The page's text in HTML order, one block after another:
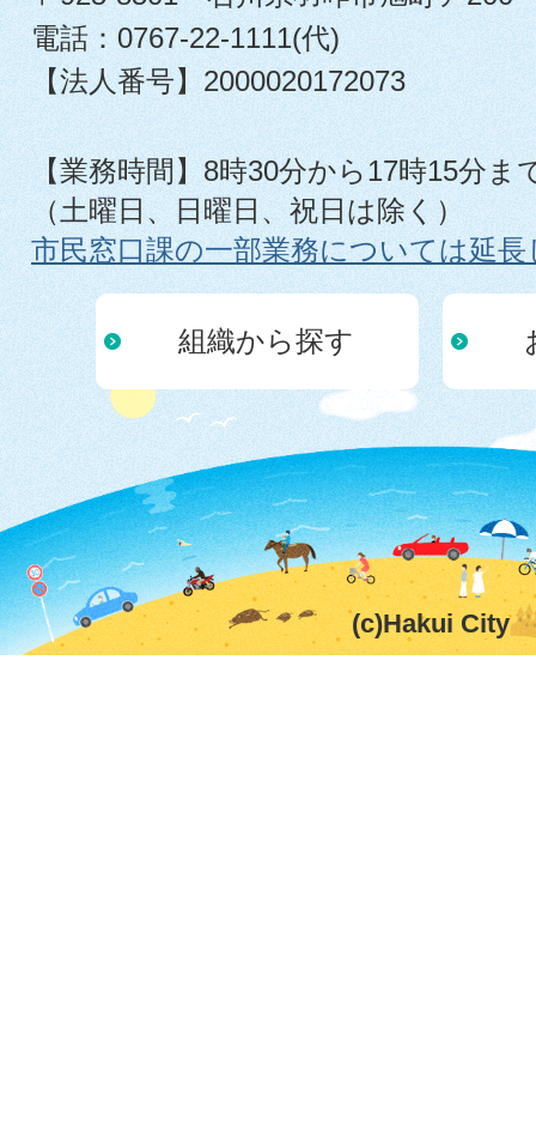
電話：0767-22-1111(代)
【法人番号】2000020172073
【業務時間】8時30分から17時15分ま
（土曜日、日曜日、祝日は除く）
市民窓口課の一部業務については延
組織から探す
(c)Hakui City